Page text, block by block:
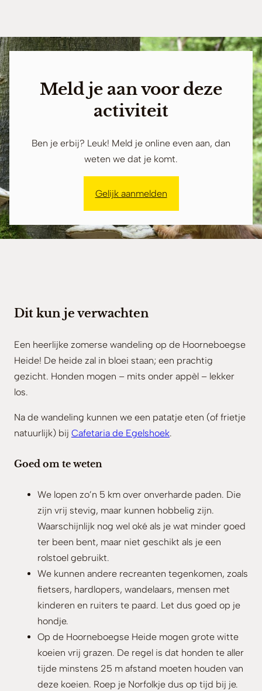
Meld je aan voor deze
activiteit
Ben je erbij? Leuk! Meld je online even aan, dan
weten we dat je komt.
Gelijk aanmelden
Dit kun je verwachten
Een heerlijke zomerse wandeling op de Hoorneboegse
Heide! De heide zal in bloei staan; een prachtig
gezicht. Honden mogen – mits onder appèl – lekker
los.
Na de wandeling kunnen we een patatje eten (of frietje
natuurlijk) bij Cafetaria de Egelshoek.
Goed om te weten
We lopen zo’n 5 km over onverharde paden. Die
zijn vrij stevig, maar kunnen hobbelig zijn.
Waarschijnlijk nog wel oké als je wat minder goed
ter been bent, maar niet geschikt als je een
rolstoel gebruikt.
We kunnen andere recreanten tegenkomen, zoals
fietsers, hardlopers, wandelaars, mensen met
kinderen en ruiters te paard. Let dus goed op je
hondje.
Op de Hoorneboegse Heide mogen grote witte
koeien vrij grazen. De regel is dat honden te aller
tijde minstens 25 m afstand moeten houden van
deze koeien. Roep je Norfolkje dus op tijd bij je.